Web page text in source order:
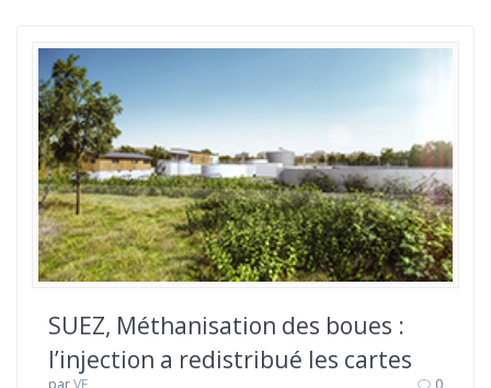
SUEZ, Méthanisation des boues :
l’injection a redistribué les cartes